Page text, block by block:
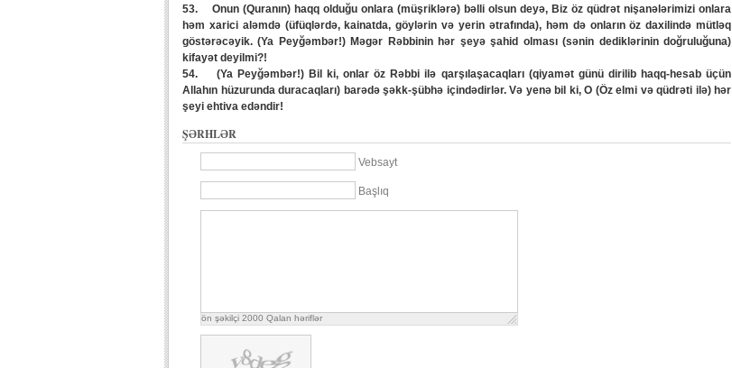
53. Onun (Quranın) haqq olduğu onlara (müşriklərə) bəlli olsun deyə, Biz öz qüdrət nişanələrimizi onlara
həm xarici aləmdə (üfüqlərdə, kainatda, göylərin və yerin ətrafında), həm də onların öz daxilində mütləq
göstərəcəyik. (Ya Peyğəmbər!) Məgər Rəbbinin hər şeyə şahid olması (sənin dediklərinin doğruluğuna)
kifayət deyilmi?!
54. (Ya Peyğəmbər!) Bil ki, onlar öz Rəbbi ilə qarşılaşacaqları (qiyamət günü dirilib haqq-hesab üçün
Allahın hüzurunda duracaqları) barədə şəkk-şübhə içindədirlər. Və yenə bil ki, O (Öz elmi və qüdrəti ilə) hər
şeyi ehtiva edəndir!
ŞƏRHLƏR
Vebsayt
Başlıq
ön şəkilçi 2000 Qalan həriflər